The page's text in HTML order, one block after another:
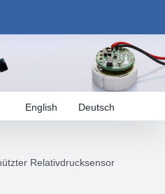
Deutsch
English
Relativdrucksensor